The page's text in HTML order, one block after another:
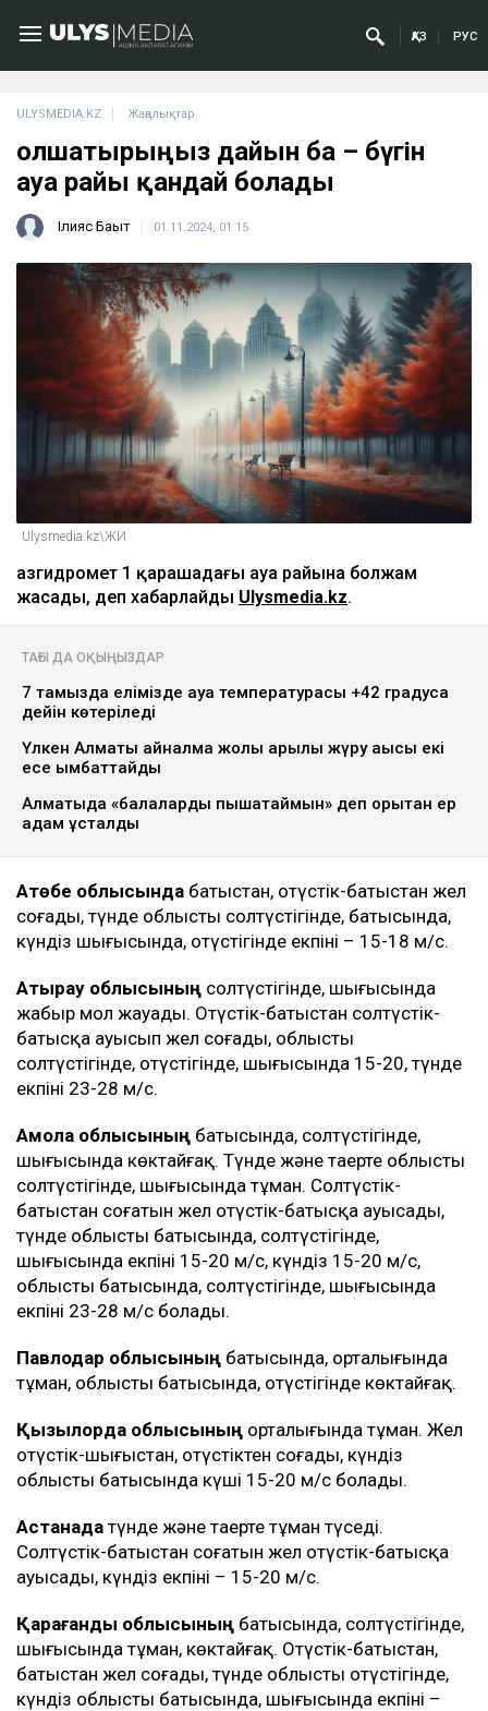
ҚАЗ РУС
ULYSMEDIA.KZ Жаңалықтар
Қолшатырыңыз дайын ба – бүгін
ауа райы қандай болады
Ілияс Бақыт 01.11.2024, 01:15
Ulysmedia.kz\ЖИ
Қазгидромет 1 қарашадағы ауа райына болжам
жасады, деп хабарлайды Ulysmedia.kz.
ТАҒЫ ДА ОҚЫҢЫЗДАР
7 тамызда елімізде ауа температурасы +42 градусқа
дейін көтеріледі
Үлкен Алматы айналма жолы арқылы жүру ақысы екі
есе қымбаттайды
Алматыда «балаларды пышақтаймын» деп қорқытқан ер
адам ұсталды
Ақтөбе облысында батыстан, оңтүстік-батыстан жел
соғады, түнде облыстың солтүстігінде, батысында,
күндіз шығысында, оңтүстігінде екпіні – 15-18 м/с.
Атырау облысының солтүстігінде, шығысында
жаңбыр мол жауады. Оңтүстік-батыстан солтүстік-
батысқа ауысып жел соғады, облыстың
солтүстігінде, оңтүстігінде, шығысында 15-20, түнде
екпіні 23-28 м/с.
Ақмола облысының батысында, солтүстігінде,
шығысында көктайғақ. Түнде және таңертең облыстың
солтүстігінде, шығысында тұман. Солтүстік-
батыстан соғатын жел оңтүстік-батысқа ауысады,
түнде облыстың батысында, солтүстігінде,
шығысында екпіні 15-20 м/с, күндіз 15-20 м/с,
облыстың батысында, солтүстігінде, шығысында
екпіні 23-28 м/с болады.
Павлодар облысының батысында, орталығында
тұман, облыстың батысында, оңтүстігінде көктайғақ.
Қызылорда облысының орталығында тұман. Жел
оңтүстік-шығыстан, оңтүстіктен соғады, күндіз
облыстың батысында күші 15-20 м/с болады.
Астанада түнде және таңертең тұман түседі.
Солтүстік-батыстан соғатын жел оңтүстік-батысқа
ауысады, күндіз екпіні – 15-20 м/с.
Қарағанды облысының батысында, солтүстігінде,
шығысында тұман, көктайғақ. Оңтүстік-батыстан,
батыстан жел соғады, түнде облыстың оңтүстігінде,
күндіз облыстың батысында, шығысында екпіні –